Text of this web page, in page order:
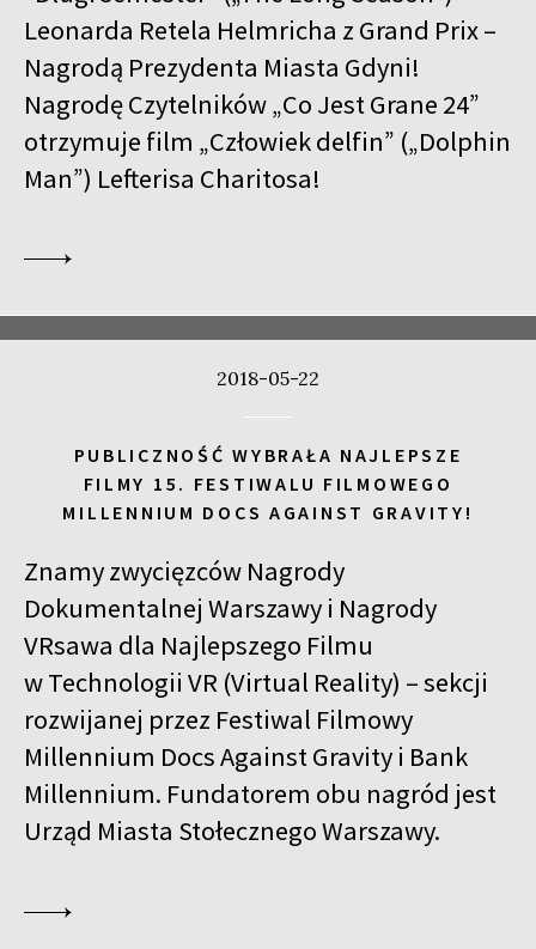
Leonarda Retela Helmricha z Grand Prix –
Nagrodą Prezydenta Miasta Gdyni!
Nagrodę Czytelników „Co Jest Grane 24”
otrzymuje film „Człowiek delfin” („Dolphin
Man”) Lefterisa Charitosa!
2018-05-22
PUBLICZNOŚĆ WYBRAŁA NAJLEPSZE
FILMY 15. FESTIWALU FILMOWEGO
MILLENNIUM DOCS AGAINST GRAVITY!
Znamy zwycięzców Nagrody
Dokumentalnej Warszawy i Nagrody
VRsawa dla Najlepszego Filmu
w Technologii VR (Virtual Reality) – sekcji
rozwijanej przez Festiwal Filmowy
Millennium Docs Against Gravity i Bank
Millennium. Fundatorem obu nagród jest
Urząd Miasta Stołecznego Warszawy.